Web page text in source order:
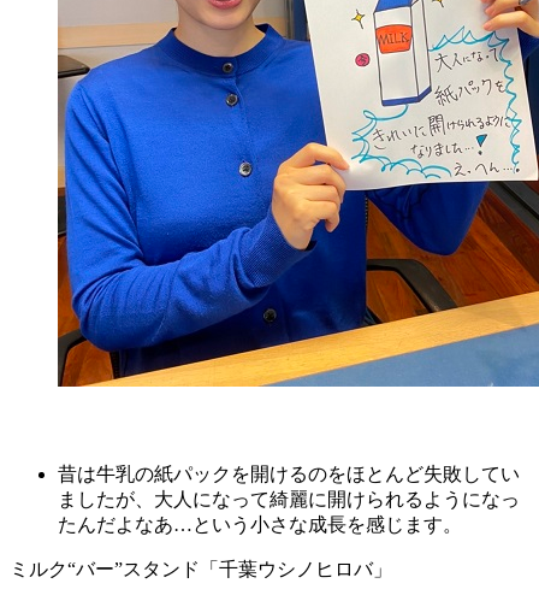
昔は牛乳の紙パックを開けるのをほとんど失敗してい
ましたが、大人になって綺麗に開けられるようになっ
たんだよなあ…という小さな成長を感じます。
ミルク“バー”スタンド「千葉ウシノヒロバ」